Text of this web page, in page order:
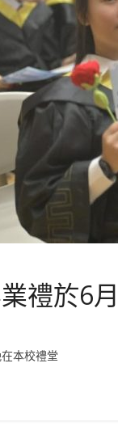
禮於6
本校禮堂